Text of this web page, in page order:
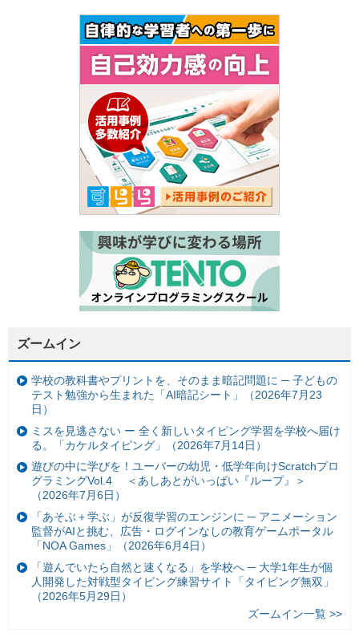
ズームイン
学校の教科書やプリントを、そのまま暗記問題に ─ 子どもの
テスト勉強から生まれた「AI暗記シート」（2026年7月23
日）
ミスを見逃さない ー 全く新しいタイピング学習を学校へ届け
る。「カケルタイピング」（2026年7月14日）
遊びの中に学びを！ユーバーの幼児・低学年向けScratchプロ
グラミングVol.4 ＜あしあとがいっぱい『ループ』＞
（2026年7月6日）
「あそぶ＋学ぶ」が反復学習のエンジンに ─ アニメーション
監督がAIと挑む、広告・ログインなしの教育ゲームポータル
「NOA Games」（2026年6月4日）
「遊んでいたら自然と速くなる」を学校へ ─ 大学1年生が個
人開発した対戦型タイピング練習サイト「タイピング無双」
（2026年5月29日）
ズームイン一覧 >>